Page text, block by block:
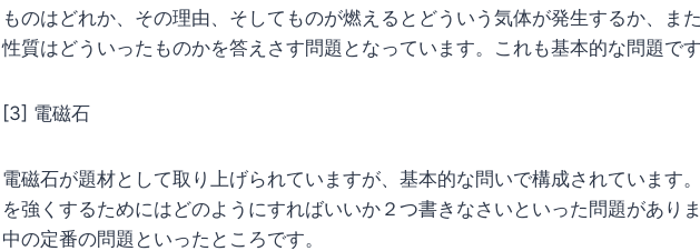
ものはどれか、その理由、そしてものが燃えるとどういう気体が発生するか、ま
性質はどういったものかを答えさす問題となっています。これも基本的な問題です
[3] 電磁石
電磁石が題材として取り上げられていますが、基本的な問いで構成されています
を強くするためにはどのようにすればいいか２つ書きなさいといった問題があり
中の定番の問題といったところです。